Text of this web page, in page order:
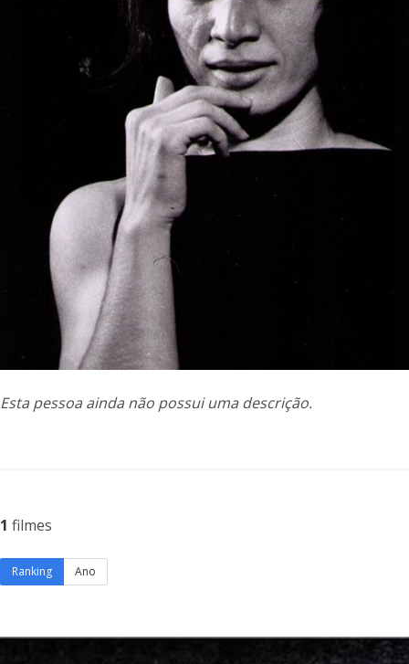
Esta pessoa ainda não possui uma descrição.
1 filmes
Ranking Ano